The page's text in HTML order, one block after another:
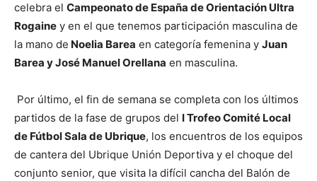
celebra el Campeonato de España de Orientación Ultra
Rogaine y en el que tenemos participación masculina de
la mano de Noelia Barea en categoría femenina y Juan
Barea y José Manuel Orellana en masculina.
Por último, el fin de semana se completa con los últimos
partidos de la fase de grupos del I Trofeo Comité Local
de Fútbol Sala de Ubrique, los encuentros de los equipos
de cantera del Ubrique Unión Deportiva y el choque del
conjunto senior, que visita la difícil cancha del Balón de